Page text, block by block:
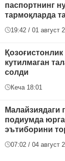
паспортнинг
тармоқларда
19:42 / 01 август
кутилмаган
солди
Кеча 18:01
Малайзиядаги
подиумда
эътиборини
07:02 / 04 август